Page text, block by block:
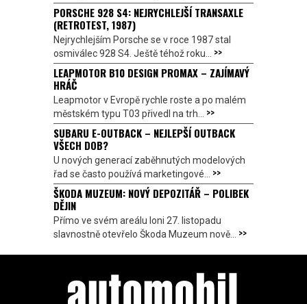
PORSCHE 928 S4: NEJRYCHLEJŠÍ TRANSAXLE
(RETROTEST, 1987)
Nejrychlejším Porsche se v roce 1987 stal
osmiválec 928 S4. Ještě téhož roku... >>
LEAPMOTOR B10 DESIGN PROMAX – ZAJÍMAVÝ
HRÁČ
Leapmotor v Evropě rychle roste a po malém
městském typu T03 přivedl na trh... >>
SUBARU E-OUTBACK – NEJLEPŠÍ OUTBACK
VŠECH DOB?
U nových generací zaběhnutých modelových
řad se často používá marketingové... >>
ŠKODA MUZEUM: NOVÝ DEPOZITÁŘ – POLIBEK
DĚJIN
Přímo ve svém areálu loni 27. listopadu
slavnostně otevřelo Škoda Muzeum nově... >>